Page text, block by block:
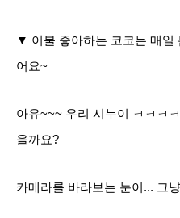
▼ 이불 좋아하는 코코는 매일
어요~
아유~~~ 우리 시누이 ㅋㅋㅋ
을까요?
카메 라를 바라보는 눈이... 그